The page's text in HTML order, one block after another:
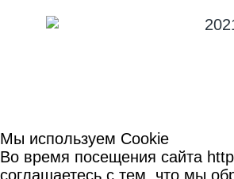
Мы используем Cookie
Во время посещения сайта
соглашаетесь с тем, что мы